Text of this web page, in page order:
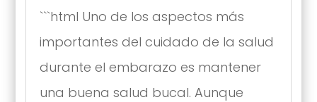
```html Uno de los aspectos más
importantes del cuidado de la salud
durante el embarazo es mantener
una buena salud bucal. Aunque